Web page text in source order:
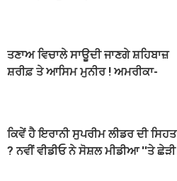
ਤਣਾਅ ਵਿਚਾਲੇ ਸਾਊਦੀ ਜਾਣਗੇ ਸ਼ਹਿਬਾਜ਼
ਸ਼ਰੀਫ਼ ਤੇ ਆਸਿਮ ਮੁਨੀਰ ! ਅਮਰੀਕਾ-
ਕਿਵੇਂ ਹੈ ਇਰਾਨੀ ਸੁਪਰੀਮ ਲੀਡਰ ਦੀ ਸਿਹਤ
? ਨਵੀਂ ਵੀਡੀਓ ਨੇ ਸੋਸ਼ਲ ਮੀਡੀਆ ''ਤੇ ਛੇੜੀ